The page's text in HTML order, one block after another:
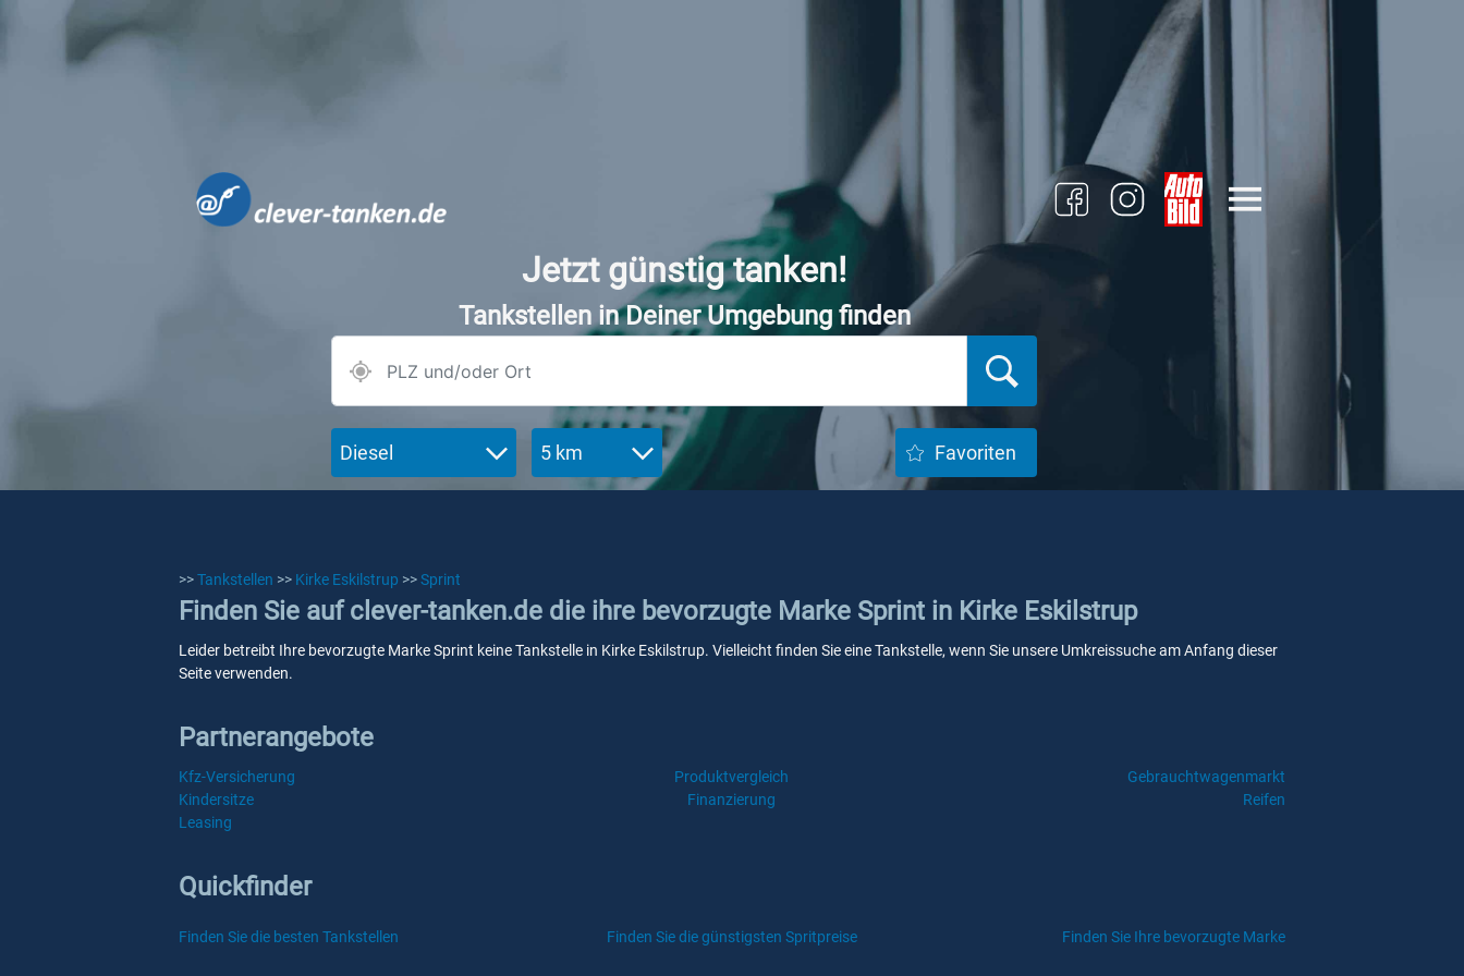
Jetzt günstig tanken!
Tankstellen in Deiner Umgebung finden
Diesel 5 km Favoriten
>>Tankstellen >> Kirke Eskilstrup >>Sprint
Finden Sie auf clever-tanken.de die ihre bevorzugte Marke Sprint in Kirke Eskilstrup
Leider betreibt Ihre bevorzugte Marke Sprint keine Tankstelle in Kirke Eskilstrup. Vielleicht finden Sie eine Tankstelle, wenn Sie unsere Umkreissuche am Anfang dieser
Seite verwenden.
Partnerangebote
Kfz-Versicherung Produktvergleich
Gebrauchtwagenmarkt
Kindersitze
Finanzierung
Reifen
Leasing
Quickfinder
Finden Sie die besten Tankstellen Finden Sie die günstigsten Spritpreise Finden Sie Ihre bevorzugte Marke